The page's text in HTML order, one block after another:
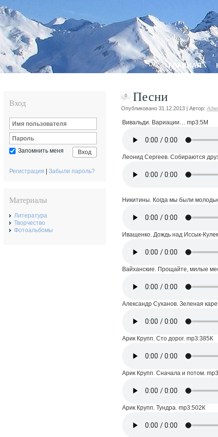
ГЛАВНАЯ
Вход
Запомнить меня Вход
Регистрация Забыли пароль?
Материалы
Литература
Творчество
Фотоальбомы
0 Песни
Опубликовано 31.12.2013 | Автор:
Вивальди. Вариации… mp3:5М
Леонид Сергеев. Собираются
Никитины. Когда мы были
Иващенко. Дождь над Иссык-
Вайханские. Прощайте, милые
Александр Суханов. Зеленая
Арик Крупп. Сто дорог. mp3:385К
Арик Крупп. Сначала и потом.
Арик Крупп. Тундра. mp3:502К